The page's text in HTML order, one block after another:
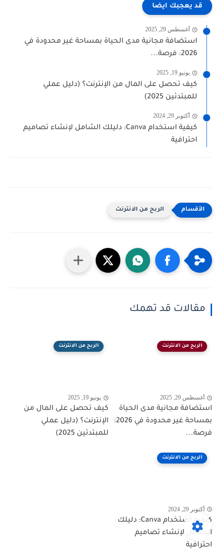
قد يعجبك ايضا
أغسطس 29, 2025
استضافة مجانية مدى الحياة بمساحة غير محدودة في
2026: فرصة...
يونيو 19, 2025
كيف تحصل على المال من الإنترنت؟ (دليل عملي
للمبتدئين 2025)
أكتوبر 29, 2024
كيفية استخدام Canva: دليلك الشامل لإنشاء تصاميم
احترافية
الربح من الانترنت
مقالات قد تهمك
الربح من الانترنت
أغسطس 29, 2025
استضافة مجانية مدى الحياة
بمساحة غير محدودة في 2026:
فرصة...
الربح من الانترنت
يونيو 19, 2025
كيف تحصل على المال من
الإنترنت؟ (دليل عملي
للمبتدئين 2025)
الربح من الانترنت
أكتوبر 29, 2024
كيفية استخدام Canva: دليلك
الشامل لإنشاء تصاميم
احترافية